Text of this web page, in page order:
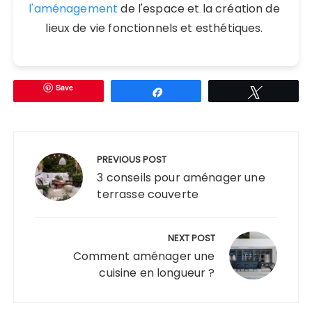
l'aménagement de l'espace et la création de
lieux de vie fonctionnels et esthétiques.
Save
l’article
PREVIOUS POST
3 conseils pour aménager une
terrasse couverte
NEXT POST
Comment aménager une
cuisine en longueur ?